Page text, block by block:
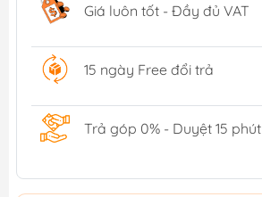
Giá luôn tốt - Đầy đủ VAT
15 ngày Free đổi trả
Trả góp 0% - Duyệt 15 phút